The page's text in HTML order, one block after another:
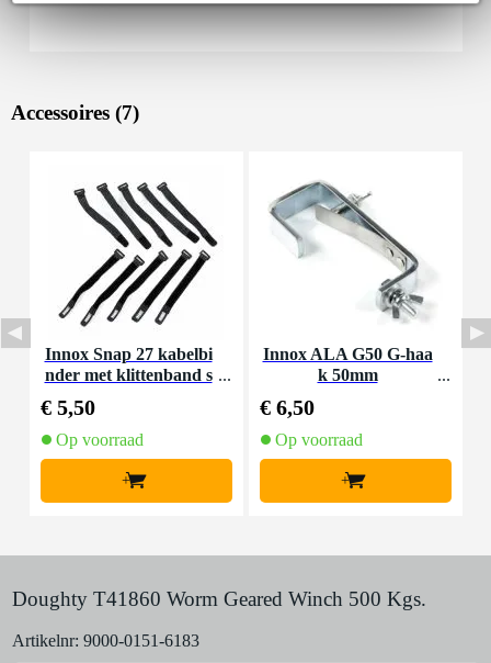
Accessoires (7)
Innox Snap 27 kabelbi
nder met klittenband s
€ 5,50
Op voorraad
+
Innox ALA G50 G-haa
k 50mm
€ 6,50
Op voorraad
+
Doughty T41860 Worm Geared Winch 500 Kgs.
Artikelnr: 9000-0151-6183